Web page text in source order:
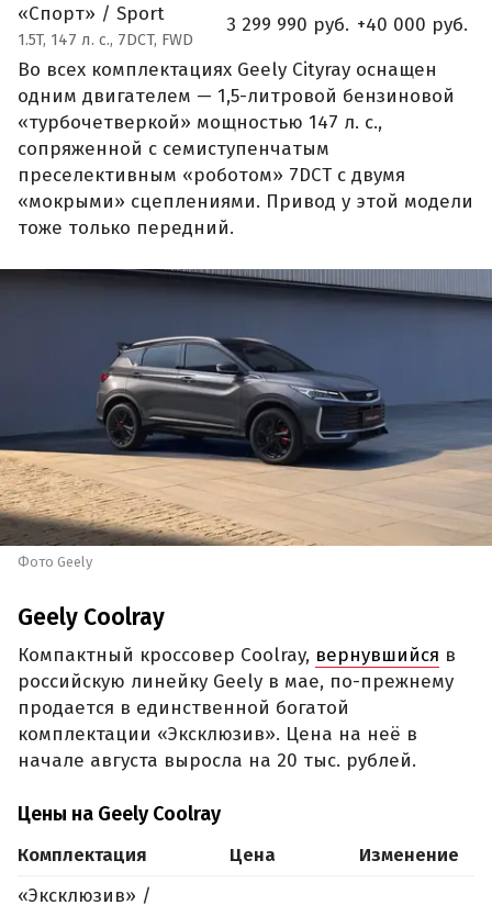
«Спорт» / Sport
1.5T, 147 л. с., 7DCT, FWD
3 299 990 руб. +40 000 руб.
Во всех комплектациях Geely Cityray оснащен
одним двигателем — 1,5-литровой бензиновой
«турбочетверкой» мощностью 147 л. с.,
сопряженной с семиступенчатым
преселективным «роботом» 7DCT с двумя
«мокрыми» сцеплениями. Привод у этой модели
тоже только передний.
Фото Geely
Geely Coolray
Компактный кроссовер Coolray, вернувшийся в
российскую линейку Geely в мае, по-прежнему
продается в единственной богатой
комплектации «Эксклюзив». Цена на неё в
начале августа выросла на 20 тыс. рублей.
Цены на Geely Coolray
Комплектация Цена
Изменение
«Эксклюзив» /